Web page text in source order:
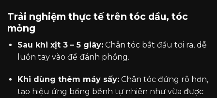
Trải nghiệm thực tế trên tóc dầu, tóc
mỏng
Sau khi xịt 3 – 5 giây:Chân tóc bắt đầu tơi ra, dễ
luồn tay vào để đánh phồng.
Khi dùng thêm máy sấy:Chân tóc đứng rõ hơn,
tạo hiệu ứng bồng bềnh tự nhiên như vừa được